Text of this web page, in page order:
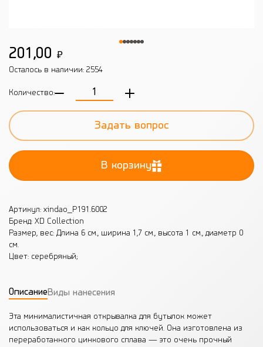
201,00 ₽
Осталось в наличии: 2554
Количество:
Задать вопрос
В корзину
Артикул: xindao_P191.6002
Бренд: XD Collection
Размер, вес: Длина 6 см., ширина 1,7 см., высота 1 см., диаметр 0
см.
Цвет: серебряный;
ОписаниеВиды нанесения
Эта минималистичная открывалка для бутылок может
использоваться и как кольцо для ключей. Она изготовлена из
переработанного цинкового сплава — это очень прочный